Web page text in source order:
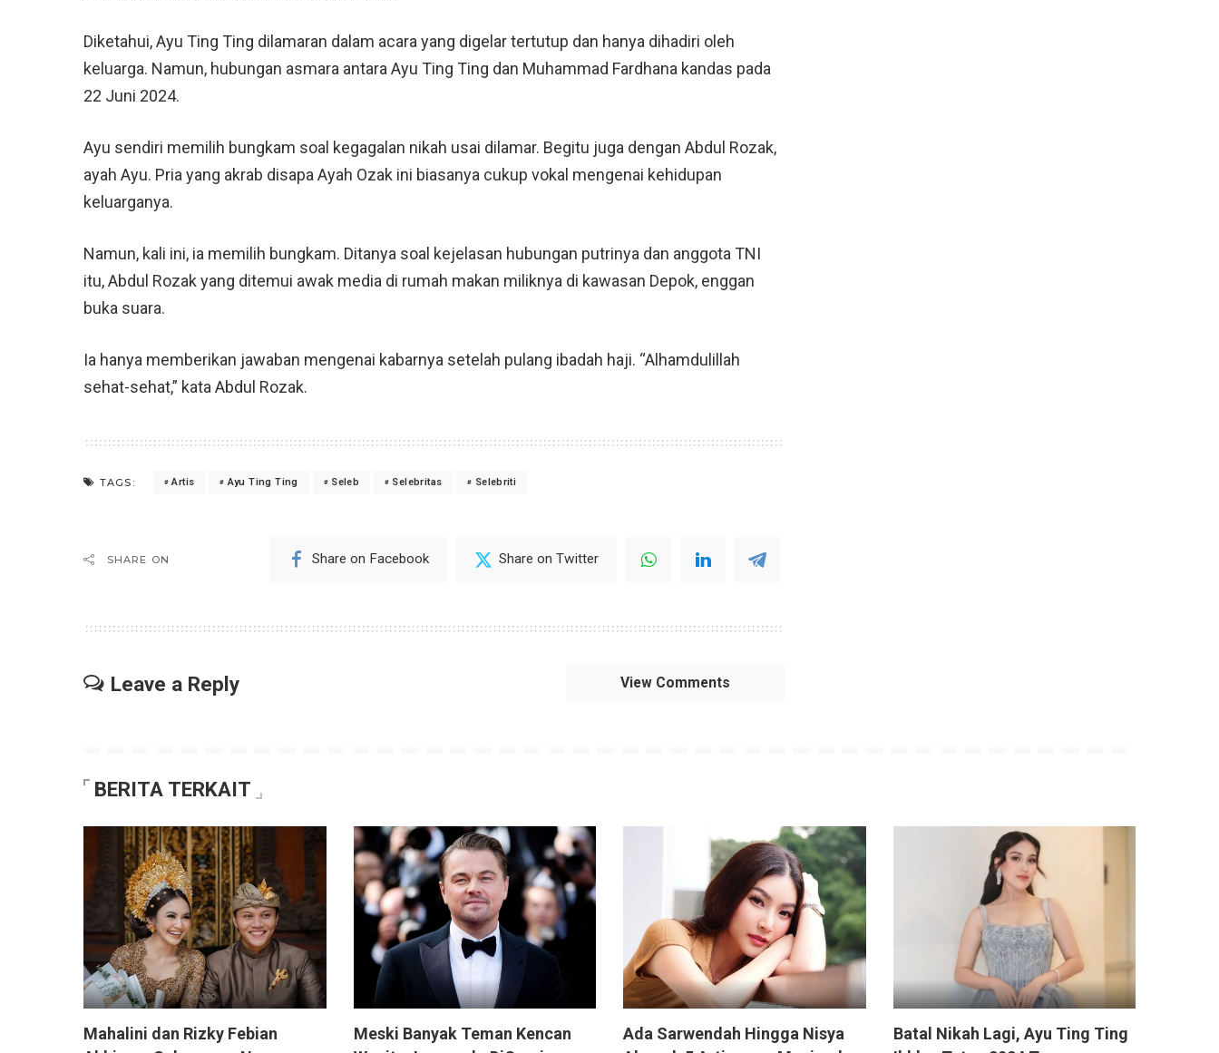
Diketahui, Ayu Ting Ting dilamaran dalam acara yang digelar tertutup dan hanya dihadiri oleh
keluarga. Namun, hubungan asmara antara Ayu Ting Ting dan Muhammad Fardhana kandas pada
22 Juni 2024.
Ayu sendiri memilih bungkam soal kegagalan nikah usai dilamar. Begitu juga dengan Abdul Rozak,
ayah Ayu. Pria yang akrab disapa Ayah Ozak ini biasanya cukup vokal mengenai kehidupan
keluarganya.
Namun, kali ini, ia memilih bungkam. Ditanya soal kejelasan hubungan putrinya dan anggota TNI
itu, Abdul Rozak yang ditemui awak media di rumah makan miliknya di kawasan Depok, enggan
buka suara.
Ia hanya memberikan jawaban mengenai kabarnya setelah pulang ibadah haji. “Alhamdulillah
sehat-sehat,” kata Abdul Rozak.
TAGS: Artis Ayu Ting Ting Seleb Selebritas Selebriti
SHARE ON Share on Facebook Share on Twitter
Leave a Reply View Comments
BERITA TERKAIT
Mahalini dan Rizky Febian
Meski Banyak Teman Kencan
Ada Sarwendah Hingga Nisya
Batal Nikah Lagi, Ayu Ting Ting